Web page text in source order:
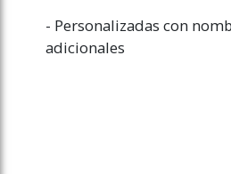
- Personalizadas con
adicionales